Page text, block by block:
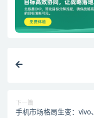
下一篇
手机市场格局生变：vivo